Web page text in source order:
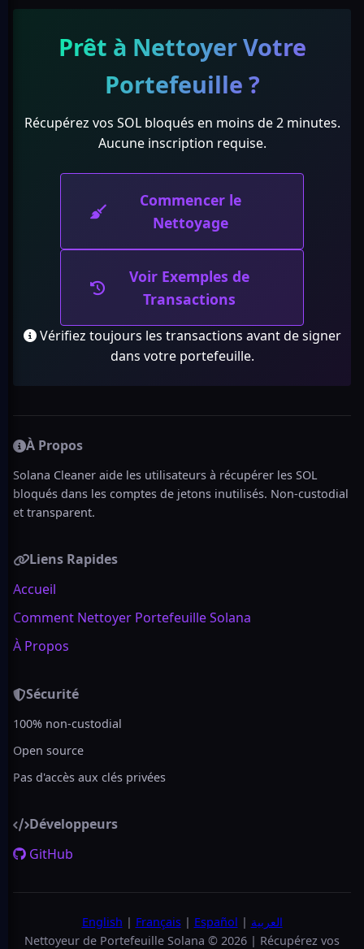
Prêt à Nettoyer Votre
Portefeuille ?
Récupérez vos SOL bloqués en moins de 2 minutes.
Aucune inscription requise.
Commencer le
Nettoyage
Voir Exemples de
Transactions
Vérifiez toujours les transactions avant de signer
dans votre portefeuille.
À Propos
Solana Cleaner aide les utilisateurs à récupérer les SOL
bloqués dans les comptes de jetons inutilisés. Non-custodial
et transparent.
Liens Rapides
Accueil
Comment Nettoyer Portefeuille Solana
À Propos
Sécurité
100% non-custodial
Open source
Pas d'accès aux clés privées
Développeurs
GitHub
English | Français| Español | العربية
Nettoyeur de Portefeuille Solana © 2026 | Récupérez vos